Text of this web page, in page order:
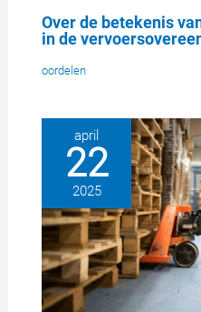
Over de betekenis
in de
oordelen
april
22
2025